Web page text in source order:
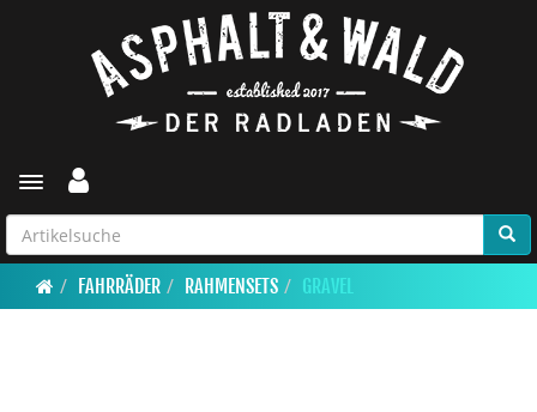
Toggle navigation
FAHRRÄDER RAHMENSETS GRAVEL